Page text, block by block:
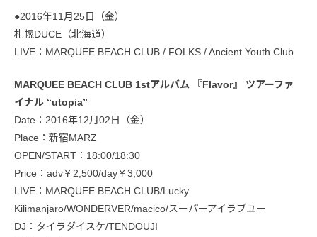
●2016年11月25日（金）
札幌DUCE（北海道）
LIVE：MARQUEE BEACH CLUB / FOLKS / Ancient Youth Club
MARQUEE BEACH CLUB 1stアルバム 『Flavor』 ツアーファ
イナル “utopia”
Date：2016年12月02日（金）
Place：新宿MARZ
OPEN/START：18:00/18:30
Price：adv￥2,500/day￥3,000
LIVE：MARQUEE BEACH CLUB/Lucky
Kilimanjaro/WONDERVER/macico/スーパーアイラブユー
DJ：タイラダイスケ/TENDOUJI